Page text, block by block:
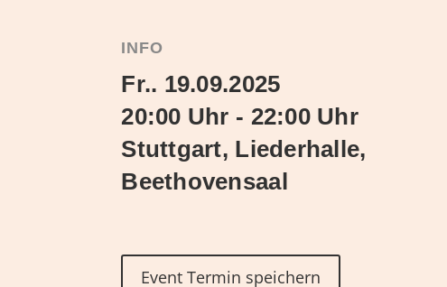
INFO
Fr.. 19.09.2025
20:00 Uhr - 22:00 Uhr
Stuttgart, Liederhalle,
Beethovensaal
Event Termin speichern